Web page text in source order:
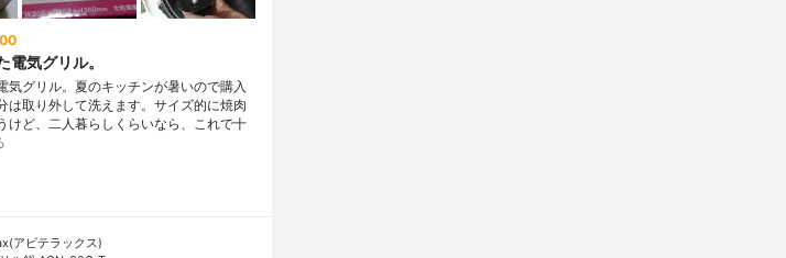
電気グリル。
気グリル。夏のキッチンが暑いので購入
は取り外して洗えます。サイズ的に焼肉
けど、二人暮らしくらいなら、これで十
アビテラックス)